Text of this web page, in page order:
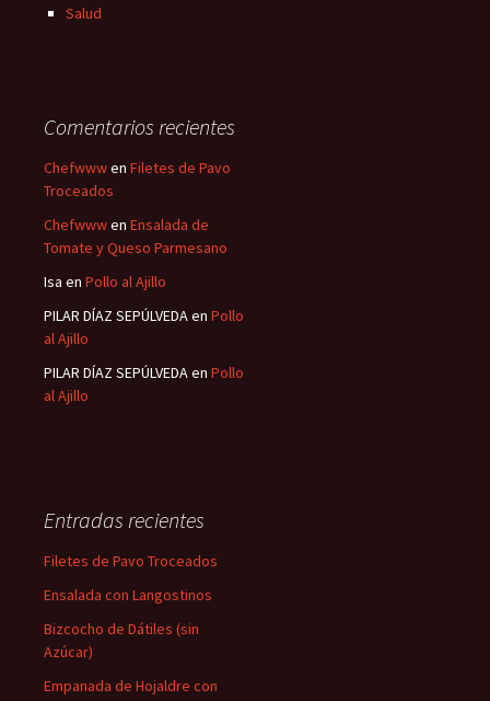
Salud
Comentarios recientes
Chefwwwen Filetes de Pavo
Troceados
Chefwwwen Ensalada de
Tomate y Queso Parmesano
Isa en Pollo al Ajillo
PILAR DÍAZ SEPÚLVEDAen Pollo
al Ajillo
PILAR DÍAZ SEPÚLVEDAen Pollo
al Ajillo
Entradas recientes
Filetes de Pavo Troceados
Ensalada con Langostinos
Bizcocho de Dátiles (sin
Azúcar)
Empanada de Hojaldre con